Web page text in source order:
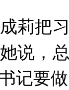
把习
说，
记要